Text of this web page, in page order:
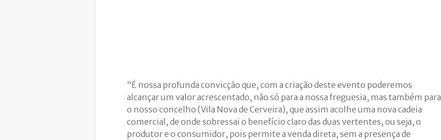
“É nossa profunda convicção que, com a criação deste evento poderemos
alcançar um valor acrescentado, não só para a nossa freguesia, mas também para
o nosso concelho (Vila Nova de Cerveira), que assim acolhe uma nova cadeia
comercial, de onde sobressai o benefício claro das duas vertentes, ou seja, o
produtor e o consumidor, pois permite a venda direta, sem a presença de